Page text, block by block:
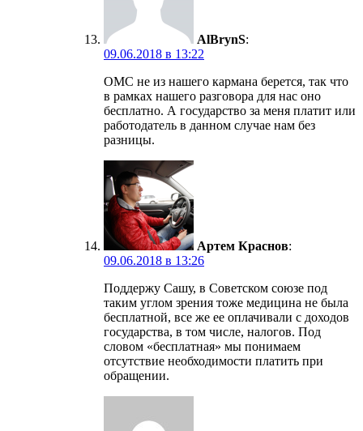
AlBrynS:
09.06.2018 в 13:22
ОМС не из нашего кармана берется, так что
в рамках нашего разговора для нас оно
бесплатно. А государство за меня платит или
работодатель в данном случае нам без
разницы.
Артем Краснов:
09.06.2018 в 13:26
Поддержу Сашу, в Советском союзе под
таким углом зрения тоже медицина не была
бесплатной, все же ее оплачивали с доходов
государства, в том числе, налогов. Под
словом «бесплатная» мы понимаем
отсутствие необходимости платить при
обращении.